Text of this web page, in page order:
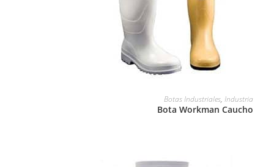
Botas Industriales,Industria
Bota Workman Caucho